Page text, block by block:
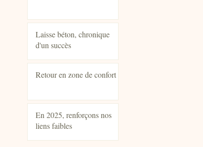
Laisse béton, chronique
d'un succès
Retour en zone de confort
En 2025, renforçons nos
liens faibles